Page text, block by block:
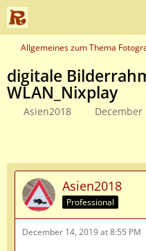
Allgemeines zum Thema
digitale
WLAN_Nixplay
Asien2018 December
Asien2018
Professional
December 14, 2019 at 8:55 PM